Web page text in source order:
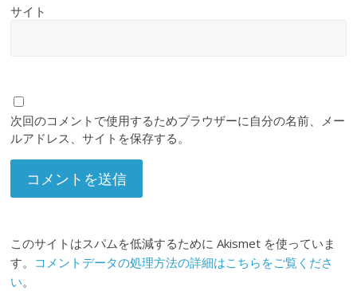
サイト
次回のコメントで使用するためブラウザーに自分の名前、メー
ルアドレス、サイトを保存する。
このサイトはスパムを低減するために Akismet を使っていま
す。 コメントデータの処理方法の詳細はこちらをご覧くださ
い。